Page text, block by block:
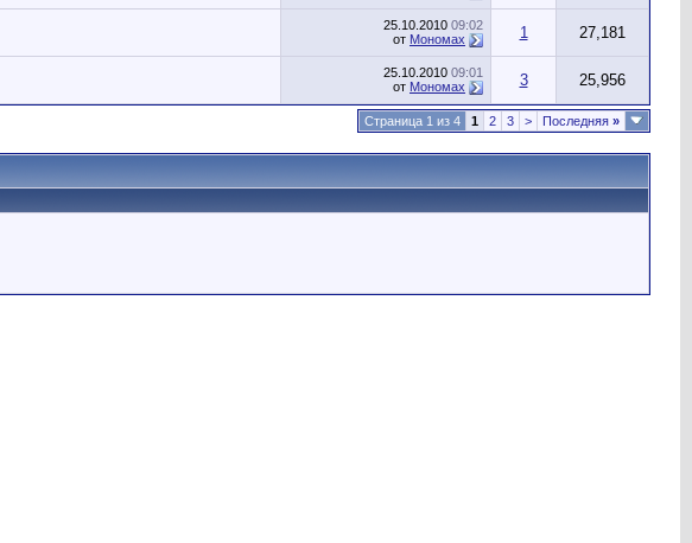
25.10.2010 09:02
от Мономах 1 27,181
25.10.2010 09:01
от Мономах 3 25,956
Страница 1 из 4 1 2 3 > Последняя »